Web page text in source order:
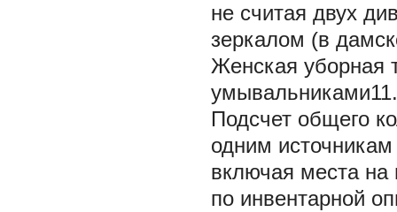
не считая двух
зеркалом (в
Женская уборная
умывальниками11.
Подсчет общего
одним
включая места на
по инвентарной